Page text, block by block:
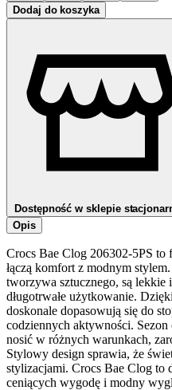
Dodaj do koszyka
Dostępność w sklepie
Opis
Crocs Bae Clog 206302-5PS
łączą komfort z modnym
tworzywa sztucznego, są lekkie
długotrwałe użytkowanie.
doskonale dopasowują się do
codziennych aktywności. Sezon
nosić w różnych warunkach,
Stylowy design sprawia, że
stylizacjami. Crocs Bae Clog to
ceniących wygodę i modny